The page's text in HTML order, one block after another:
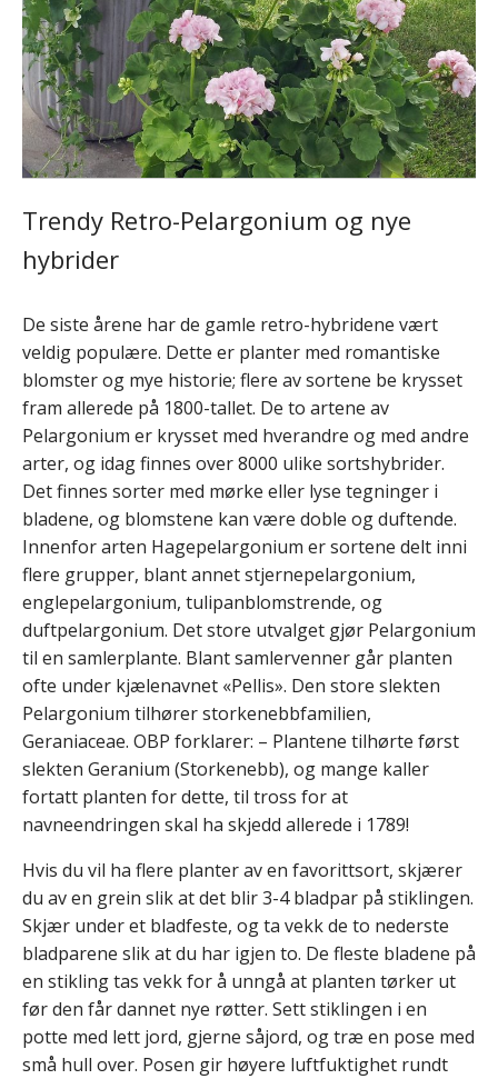
Trendy Retro-Pelargonium og nye
hybrider
De siste årene har de gamle retro-hybridene vært
veldig populære. Dette er planter med romantiske
blomster og mye historie; flere av sortene be krysset
fram allerede på 1800-tallet. De to artene av
Pelargonium er krysset med hverandre og med andre
arter, og idag finnes over 8000 ulike sortshybrider.
Det finnes sorter med mørke eller lyse tegninger i
bladene, og blomstene kan være doble og duftende.
Innenfor arten Hagepelargonium er sortene delt inni
flere grupper, blant annet stjernepelargonium,
englepelargonium, tulipanblomstrende, og
duftpelargonium. Det store utvalget gjør Pelargonium
til en samlerplante. Blant samlervenner går planten
ofte under kjælenavnet «Pellis». Den store slekten
Pelargonium tilhører storkenebbfamilien,
Geraniaceae. OBP forklarer: – Plantene tilhørte først
slekten Geranium (Storkenebb), og mange kaller
fortatt planten for dette, til tross for at
navneendringen skal ha skjedd allerede i 1789!
Hvis du vil ha flere planter av en favorittsort, skjærer
du av en grein slik at det blir 3-4 bladpar på stiklingen.
Skjær under et bladfeste, og ta vekk de to nederste
bladparene slik at du har igjen to. De fleste bladene på
en stikling tas vekk for å unngå at planten tørker ut
før den får dannet nye røtter. Sett stiklingen i en
potte med lett jord, gjerne såjord, og træ en pose med
små hull over. Posen gir høyere luftfuktighet rundt